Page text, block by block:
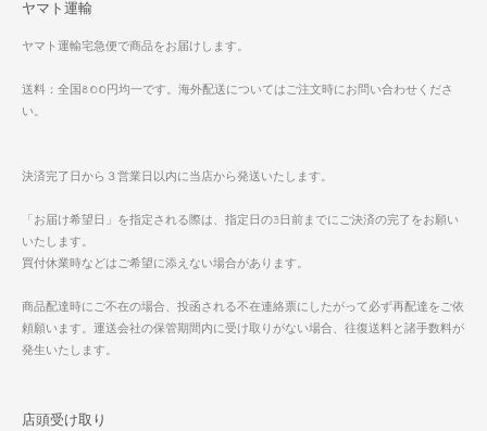
ヤマト運輸
ヤマト運輸宅急便で商品をお届けします。
送料：全国800円均一です。海外配送についてはご注文時にお問い合わせくださ
い。
決済完了日から３営業日以内に当店から発送いたします。
「お届け希望日」を指定される際は、指定日の3日前までにご決済の完了をお願い
いたします。
買付休業時などはご希望に添えない場合があります。
商品配達時にご不在の場合、投函される不在連絡票にしたがって必ず再配達をご依
頼願います。運送会社の保管期間内に受け取りがない場合、往復送料と諸手数料が
発生いたします。
店頭受け取り